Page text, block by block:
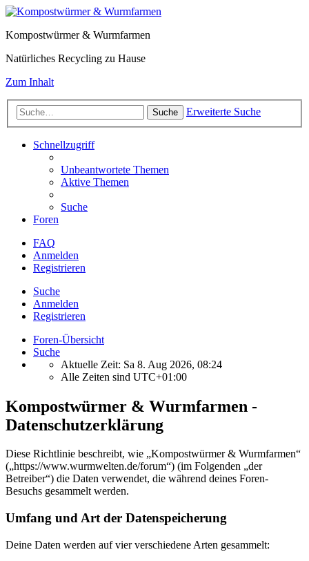
Kompostwürmer & Wurmfarmen
Natürliches Recycling zu Hause
Zum Inhalt
Suche Erweiterte Suche
Schnellzugriff
Unbeantwortete Themen
Aktive Themen
Suche
Foren
FAQ
Anmelden
Registrieren
Suche
Anmelden
Registrieren
Foren-Übersicht
Suche
Aktuelle Zeit: Sa 8. Aug 2026, 08:24
Alle Zeiten sind UTC+01:00
Kompostwürmer & Wurmfarmen -
Datenschutzerklärung
Diese Richtlinie beschreibt, wie „Kompostwürmer & Wurmfarmen“
(„https://www.wurmwelten.de/forum“) (im Folgenden „der
Betreiber“) die Daten verwendet, die während deines Foren-
Besuchs gesammelt werden.
Umfang und Art der Datenspeicherung
Deine Daten werden auf vier verschiedene Arten gesammelt: